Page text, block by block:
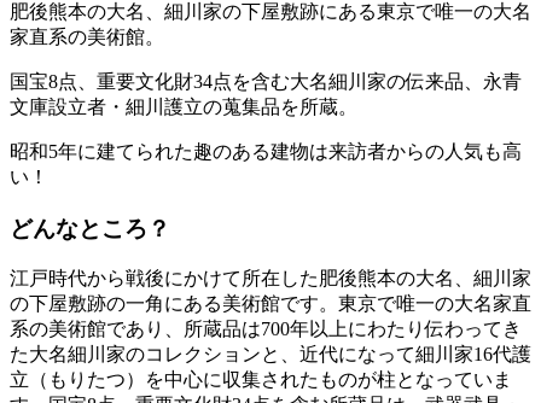
肥後熊本の大名、細川家の下屋敷跡にある東京で唯一の大名
家直系の美術館。
国宝8点、重要文化財34点を含む大名細川家の伝来品、永青
文庫設立者・細川護立の蒐集品を所蔵。
昭和5年に建てられた趣のある建物は来訪者からの人気も高
い！
どんなところ？
江戸時代から戦後にかけて所在した肥後熊本の大名、細川家
の下屋敷跡の一角にある美術館です。東京で唯一の大名家直
系の美術館であり、所蔵品は700年以上にわたり伝わってき
た大名細川家のコレクションと、近代になって細川家16代護
立（もりたつ）を中心に収集されたものが柱となっていま